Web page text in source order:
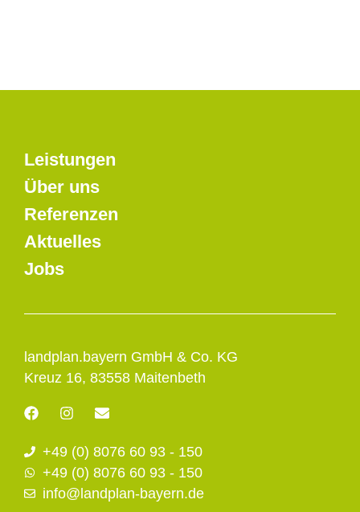
landplan.bayern GmbH & Co. KG
Kreuz 16, 83558 Maitenbeth
F
a
e
b
o
o
I
n
t
a
g
r
E
e
l
o
p
+49 (0) 8076 60 93 - 150
+49 (0) 8076 60 93 - 150
info@landplan-bayern.de
Leistungen
Über uns
Referenzen
Aktuelles
Jobs